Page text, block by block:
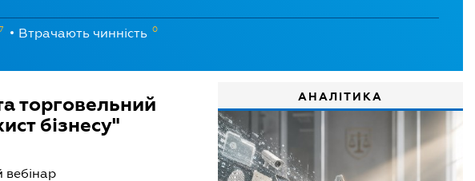
7 Втрачають чинність 0
торговельний
бізнесу"
вебінар
АНАЛІТИКА